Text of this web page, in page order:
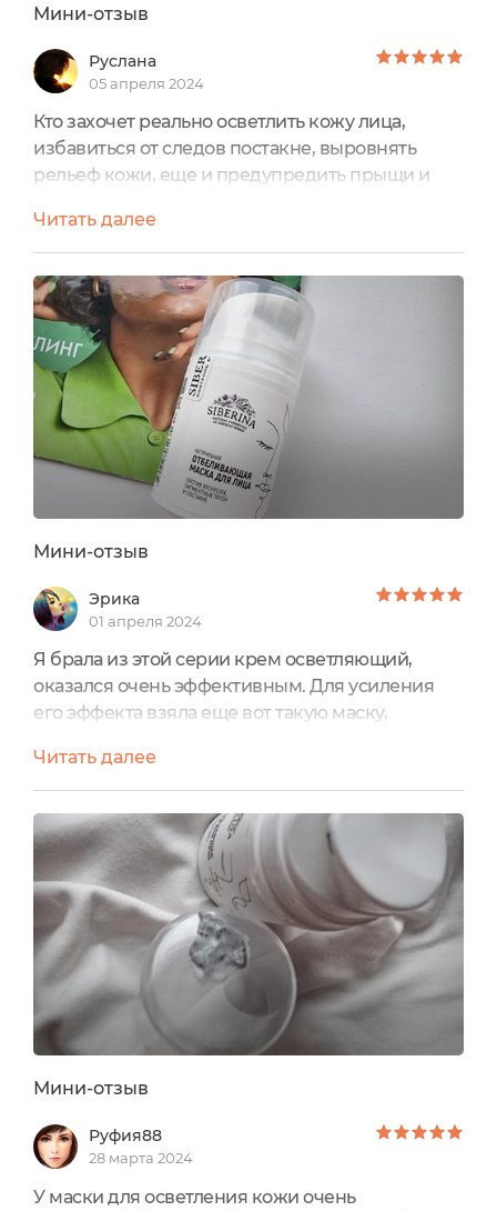
камедь), Ethylhexylglycerin (этилгексилглицерин),
Dehydroacetic acid (дегидроуксусная кислота).
Мини-отзыв
Руслана
05 апреля 2024
Кто захочет реально осветлить кожу лица,
избавиться от следов постакне, выровнять
рельеф кожи, еще и предупредить прыщи и
внимание на эту маску. В этой серии есть еще и
крем. Очень эффективный, проверяла на себе.
Потому решила, раз крем такой эффективный,
взять и другие средства серии. Маска реально
крутая. Состав- огонь! Она не может не
сдвинуть с опре...
Читать далее
Мини-отзыв
Эрика
01 апреля 2024
Я брала из этой серии крем осветляющий,
оказался очень эффективным. Для усиления
его эффекта взяла еще вот такую маску,
определенные зоны на нем минут на 10, затем
смывать как обычно. В места пигментных
пятен, остатков от бывших угрей и прыщей я
наношу точечно ее, погуще. А так даже если
наносить на все лицо, это не повредит. На
область глаз и губ не наносится...
Читать далее
Мини-отзыв
Руфия88
28 марта 2024
У маски для осветления кожи очень